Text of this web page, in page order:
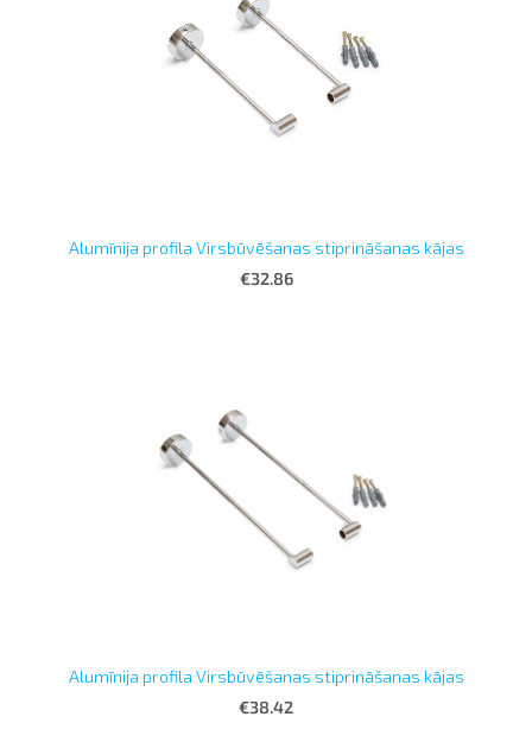
Alumīnija profila Virsbūvēšanas stiprināšanas kājas
€32.86
Alumīnija profila Virsbūvēšanas stiprināšanas kājas
€38.42